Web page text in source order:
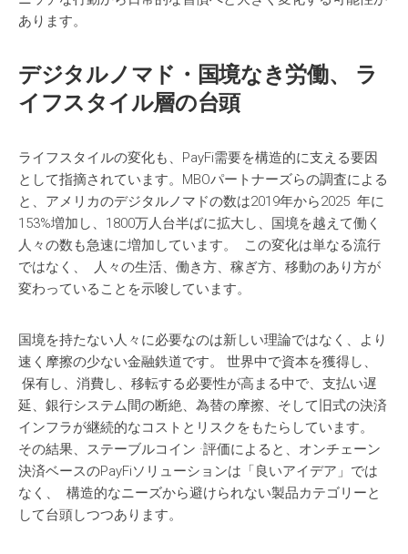
あります。
デジタルノマド ・ 国境なき労働、
ラ
イフスタイル層の台頭
ライフスタイルの変化も、PayFi需要を構造的に支える要因
として指摘されています。MBOパートナーズらの調査による
と、アメリカのデジタルノマドの数は2019年から2025 年に
153%増加し、1800万人台半ばに拡大し、国境を越えて働く
人々の数も急速に増加しています。 この変化は単なる流行
ではなく、 人々の生活、働き方、稼ぎ方、移動のあり方が
変わっていることを示唆しています。
国境を持たない人々に必要なのは新しい理論ではなく、より
速く摩擦の少ない金融鉄道です。 世界中で資本を獲得し、
保有し、消費し、移転する必要性が高まる中で、支払い遅
延、銀行システム間の断絶、為替の摩擦、そして旧式の決済
インフラが継続的なコストとリスクをもたらしています。
その結果、ステーブルコイン ·評価によると、オンチェーン
決済ベースのPayFiソリューションは「良いアイデア」では
なく、 構造的なニーズから避けられない製品カテゴリーと
して台頭しつつあります。